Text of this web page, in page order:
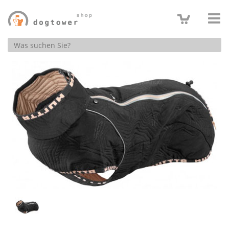
Produktsuche